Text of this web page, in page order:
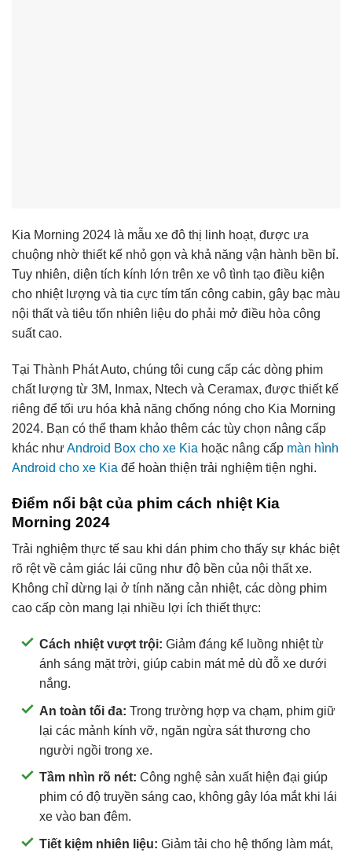
Kia Morning 2024 là mẫu xe đô thị linh hoạt, được ưa
chuộng nhờ thiết kế nhỏ gọn và khả năng vận hành bền bỉ.
Tuy nhiên, diện tích kính lớn trên xe vô tình tạo điều kiện
cho nhiệt lượng và tia cực tím tấn công cabin, gây bạc màu
nội thất và tiêu tốn nhiên liệu do phải mở điều hòa công
suất cao.
Tại Thành Phát Auto, chúng tôi cung cấp các dòng phim
chất lượng từ 3M, Inmax, Ntech và Ceramax, được thiết kế
riêng để tối ưu hóa khả năng chống nóng cho Kia Morning
2024. Bạn có thể tham khảo thêm các tùy chọn nâng cấp
khác nhưAndroid Box cho xe Kia hoặc nâng cấp màn hình
Android cho xe Kia để hoàn thiện trải nghiệm tiện nghi.
Điểm nổi bật của phim cách nhiệt Kia
Morning 2024
Trải nghiệm thực tế sau khi dán phim cho thấy sự khác biệt
rõ rệt về cảm giác lái cũng như độ bền của nội thất xe.
Không chỉ dừng lại ở tính năng cản nhiệt, các dòng phim
cao cấp còn mang lại nhiều lợi ích thiết thực:
Cách nhiệt vượt trội: Giảm đáng kể luồng nhiệt từ
ánh sáng mặt trời, giúp cabin mát mẻ dù đỗ xe dưới
nắng.
An toàn tối đa: Trong trường hợp va chạm, phim giữ
lại các mảnh kính vỡ, ngăn ngừa sát thương cho
người ngồi trong xe.
Tầm nhìn rõ nét: Công nghệ sản xuất hiện đại giúp
phim có độ truyền sáng cao, không gây lóa mắt khi lái
xe vào ban đêm.
Tiết kiệm nhiên liệu: Giảm tải cho hệ thống làm mát,